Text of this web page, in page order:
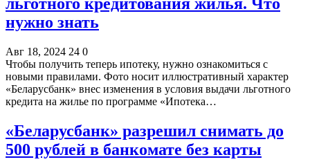
льготного кредитования жилья. Что
нужно знать
Авг 18, 2024 24 0
Чтобы получить теперь ипотеку, нужно ознакомиться с
новыми правилами. Фото носит иллюстративный характер
«Беларусбанк» внес изменения в условия выдачи льготного
кредита на жилье по программе «Ипотека…
«Беларусбанк» разрешил снимать до
500 рублей в банкомате без карты